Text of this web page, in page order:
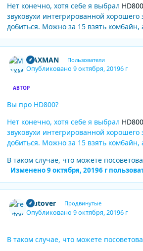
Нет конечно, хотя себе я выбрал
звуковухи интегрированной хорошего
добиться. Можно за 15 взять
MAXMAN Пользователи
Опубликовано9 октября, 20196 г
АВТОР
Вы про HD800?
Нет конечно, хотя себе я выбрал
звуковухи интегрированной хорошего
добиться. Можно за 15 взять комбайн,
В таком случае, что можете
Изменено9 октября, 20196 г
reutover Продвинутые
Опубликовано9 октября, 20196 г
В таком случае, что можете